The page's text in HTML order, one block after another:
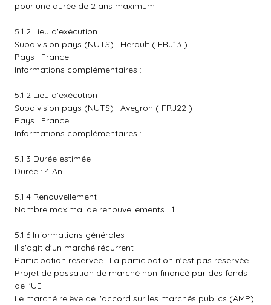
pour une durée de 2 ans maximum
5.1.2 Lieu d'exécution
Subdivision pays (NUTS) : Hérault ( FRJ13 )
Pays : France
Informations complémentaires :
5.1.2 Lieu d'exécution
Subdivision pays (NUTS) : Aveyron ( FRJ22 )
Pays : France
Informations complémentaires :
5.1.3 Durée estimée
Durée : 4 An
5.1.4 Renouvellement
Nombre maximal de renouvellements : 1
5.1.6 Informations générales
Il s'agit d'un marché récurrent
Participation réservée : La participation n'est pas réservée.
Projet de passation de marché non financé par des fonds
de l'UE
Le marché relève de l'accord sur les marchés publics (AMP)